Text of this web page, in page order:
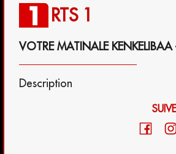
RTS 1
VOTRE MATINALE
Description